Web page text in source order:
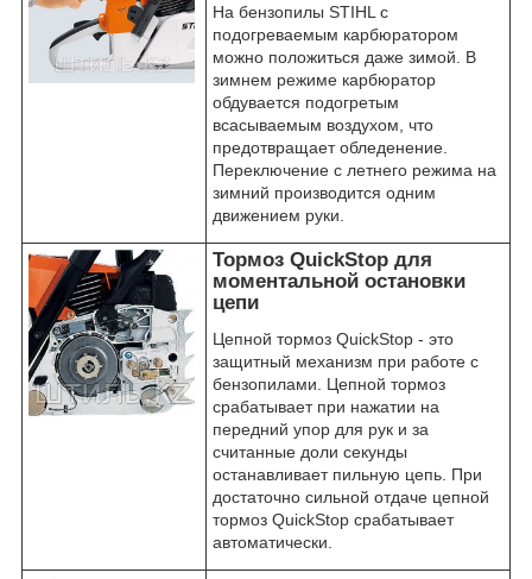
На бензопилы STIHL с
подогреваемым карбюратором
можно положиться даже зимой. В
зимнем режиме карбюратор
обдувается подогретым
всасываемым воздухом, что
предотвращает обледенение.
Переключение с летнего режима на
зимний производится одним
движением руки.
Тормоз QuickStop для
моментальной остановки
цепи
Цепной тормоз QuickStop - это
защитный механизм при работе с
бензопилами. Цепной тормоз
срабатывает при нажатии на
передний упор для рук и за
считанные доли секунды
останавливает пильную цепь. При
достаточно сильной отдаче цепной
тормоз QuickStop срабатывает
автоматически.